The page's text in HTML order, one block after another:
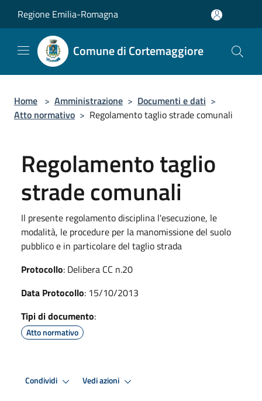
Regione Emilia-Romagna
Comune di Cortemaggiore
Home > Amministrazione > Documenti e dati >
Atto normativo > Regolamento taglio strade comunali
Regolamento taglio
strade comunali
Il presente regolamento disciplina l'esecuzione, le
modalità, le procedure per la manomissione del suolo
pubblico e in particolare del taglio strada
Protocollo: Delibera CC n.20
Data Protocollo: 15/10/2013
Tipi di documento:
Atto normativo
Condividi Vedi azioni